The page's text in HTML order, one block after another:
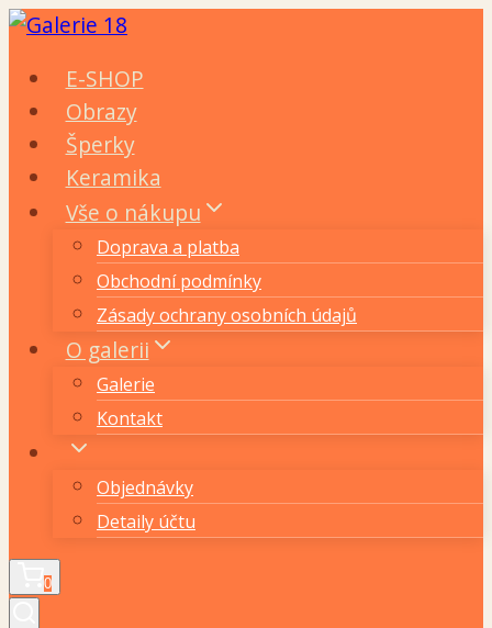
Přeskočit
obsahE-SHOP
Obrazy
Šperky
Keramika
Vše o nákupu
Doprava a platba
Obchodní podmínky
Zásady ochrany osobních údajů
O galerii
Galerie
Kontakt
Objednávky
Detaily účtu
0